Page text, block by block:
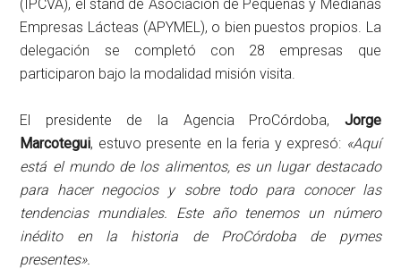
(IPCVA), el stand de Asociación de Pequeñas y Medianas
Empresas Lácteas (APYMEL), o bien puestos propios. La
delegación se completó con 28 empresas que
participaron bajo la modalidad misión visita.
El presidente de la Agencia ProCórdoba, Jorge
Marcotegui, estuvo presente en la feria y expresó: «Aquí
está el mundo de los alimentos, es un lugar destacado
para hacer negocios y sobre todo para conocer las
tendencias mundiales. Este año tenemos un número
inédito en la historia de ProCórdoba de pymes
presentes».